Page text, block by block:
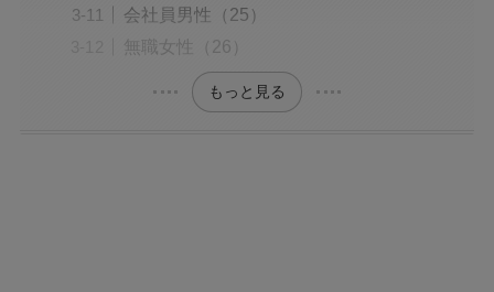
会社員男性（25）
無職女性（26）
もっと見る